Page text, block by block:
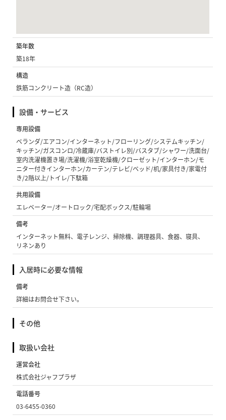
築年数
築18年
構造
鉄筋コンクリート造（RC造）
設備・サービス
専用設備
ベランダ/エアコン/インターネット/フローリング/システムキッチン/
キッチン/ガスコンロ/冷蔵庫/バストイレ別/バスタブ/シャワー/洗面台/
室内洗濯機置き場/洗濯機/浴室乾燥機/クローゼット/インターホン/モ
ニター付きインターホン/カーテン/テレビ/ベッド/机/家具付き/家電付
き/2階以上/トイレ/下駄箱
共用設備
エレベーター/オートロック/宅配ボックス/駐輪場
備考
インターネット無料、電子レンジ、掃除機、調理器具、食器、寝具、
リネンあり
入居時に必要な情報
備考
詳細はお問合せ下さい。
その他
取扱い会社
運営会社
株式会社ジャフプラザ
電話番号
03-6455-0360